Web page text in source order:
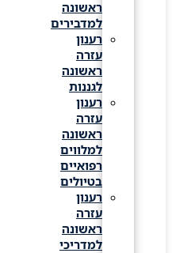
ראשונה
למדבירים
רענון
עזרה
ראשונה
לגננות
רענון
עזרה
ראשונה
למלווים
רפואיים
בטיולים
רענון
עזרה
ראשונה
למדריכי